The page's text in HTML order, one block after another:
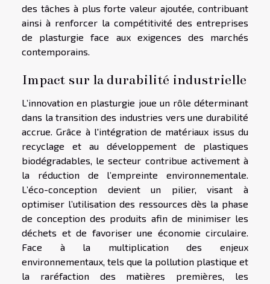
des tâches à plus forte valeur ajoutée, contribuant
ainsi à renforcer la compétitivité des entreprises
de plasturgie face aux exigences des marchés
contemporains.
Impact sur la durabilité industrielle
L’innovation en plasturgie joue un rôle déterminant
dans la transition des industries vers une durabilité
accrue. Grâce à l'intégration de matériaux issus du
recyclage et au développement de plastiques
biodégradables, le secteur contribue activement à
la réduction de l’empreinte environnementale.
L’éco-conception devient un pilier, visant à
optimiser l’utilisation des ressources dès la phase
de conception des produits afin de minimiser les
déchets et de favoriser une économie circulaire.
Face à la multiplication des enjeux
environnementaux, tels que la pollution plastique et
la raréfaction des matières premières, les